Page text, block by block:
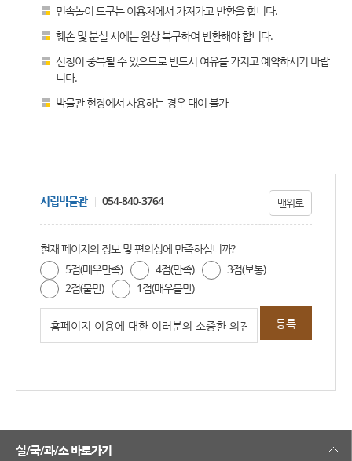
민속놀이 도구는 이용처에서 가져가고 반환을 합니다.
훼손 및 분실 시에는 원상 복구하여 반환해야 합니다.
신청이 중복될 수 있으므로 반드시 여유를 가지고 예약하시기 바랍
니다.
박물관 현장에서 사용하는 경우 대여 불가
시립박물관 054-840-3764 맨위로
현재 페이지의 정보 및 편의성에 만족하십니까?
5점(매우만족)
4점(만족)
3점(보통)
2점(불만)
1점(매우불만)
실/국/과/소 바로가기